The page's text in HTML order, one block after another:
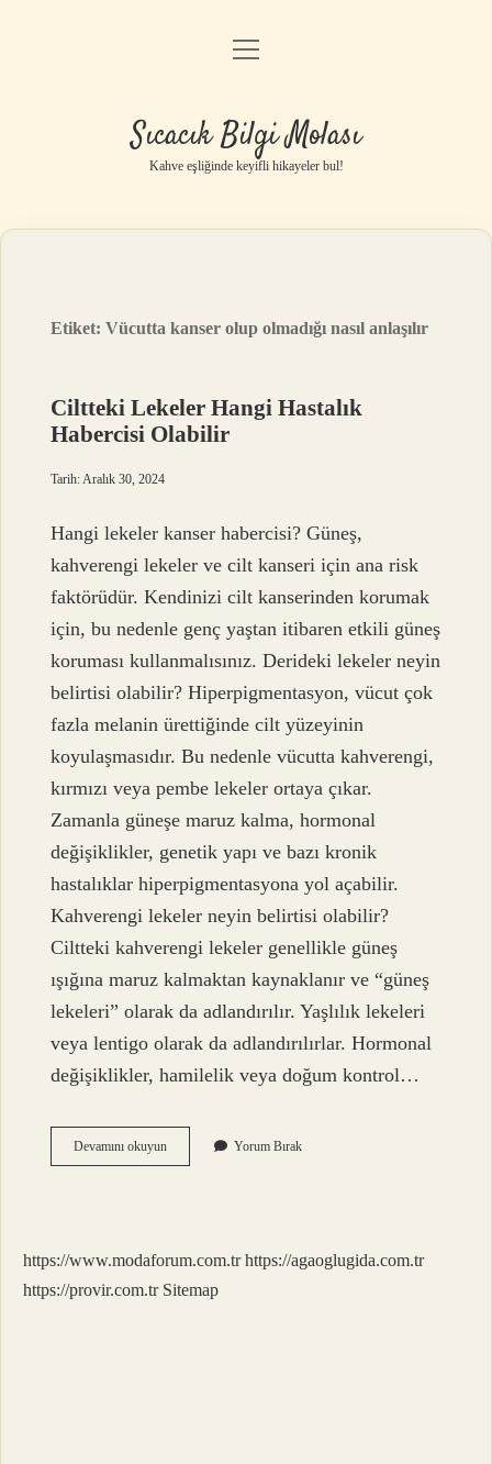
Anasayfa
Yasal Uyarı
menüyü
Sıcacık Bilgi Molası
Kahve eşliğinde keyifli hikayeler bul!
Etiket:Vücutta kanser olup olmadığı nasıl anlaşılır
Ciltteki Lekeler Hangi Hastalık
Habercisi Olabilir
Tarih: Aralık 30, 2024
Hangi lekeler kanser habercisi? Güneş,
kahverengi lekeler ve cilt kanseri için ana risk
faktörüdür. Kendinizi cilt kanserinden korumak
için, bu nedenle genç yaştan itibaren etkili güneş
koruması kullanmalısınız. Derideki lekeler neyin
belirtisi olabilir? Hiperpigmentasyon, vücut çok
fazla melanin ürettiğinde cilt yüzeyinin
koyulaşmasıdır. Bu nedenle vücutta kahverengi,
kırmızı veya pembe lekeler ortaya çıkar.
Zamanla güneşe maruz kalma, hormonal
değişiklikler, genetik yapı ve bazı kronik
hastalıklar hiperpigmentasyona yol açabilir.
Kahverengi lekeler neyin belirtisi olabilir?
Ciltteki kahverengi lekeler genellikle güneş
ışığına maruz kalmaktan kaynaklanır ve “güneş
lekeleri” olarak da adlandırılır. Yaşlılık lekeleri
veya lentigo olarak da adlandırılırlar. Hormonal
değişiklikler, hamilelik veya doğum kontrol…
Devamını okuyunCiltteki
Lekeler
Yorum Bırak
https://www.modaforum.com.tr https://agaoglugida.com.tr
https://provir.com.tr Sitemap